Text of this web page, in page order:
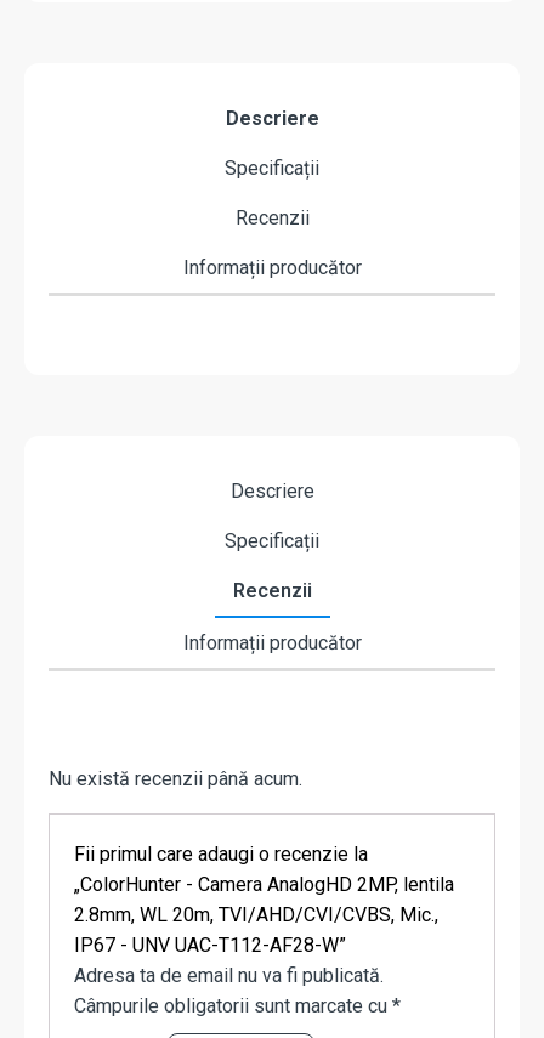
Descriere
Specificații
Recenzii
Informații producător
Descriere
Specificații
Recenzii
Informații producător
Nu există recenzii până acum.
Fii primul care adaugi o recenzie la
„ColorHunter - Camera AnalogHD 2MP, lentila
2.8mm, WL 20m, TVI/AHD/CVI/CVBS, Mic.,
IP67 - UNV UAC-T112-AF28-W”
Adresa ta de email nu va fi publicată.
Câmpurile obligatorii sunt marcate cu *